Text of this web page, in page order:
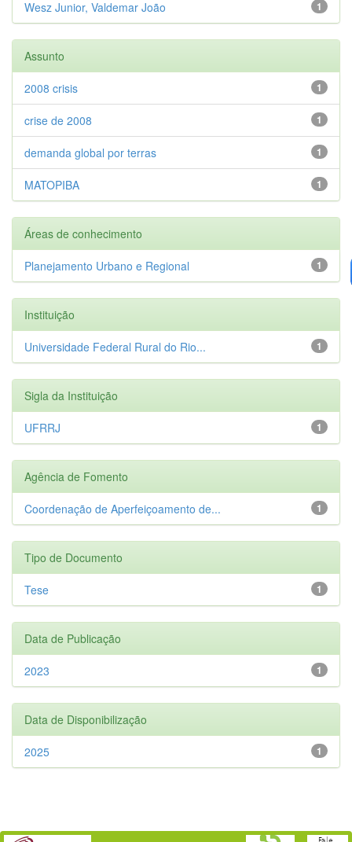
1
Wesz Junior, Valdemar João
Assunto
1
2008 crisis
1
crise de 2008
1
demanda global por terras
1
MATOPIBA
Áreas de conhecimento
1
Planejamento Urbano e Regional
Instituição
1
Universidade Federal Rural do Rio...
Sigla da Instituição
1
UFRRJ
Agência de Fomento
1
Coordenação de Aperfeiçoamento de...
Tipo de Documento
1
Tese
Data de Publicação
1
2023
Data de Disponibilização
1
2025